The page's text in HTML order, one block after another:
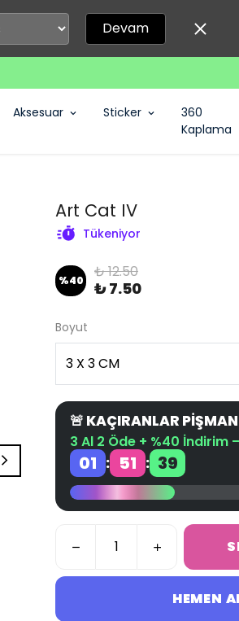
Devam
Aksesuar Sticker
360
Kaplama
Art Cat IV
Tükeniyor
%40 ₺ 12.50
₺ 7.50
Boyut
🚨 KAÇIRANLAR
3 Al 2 Öde + %40 İndirim
01 : 51 : 39
HEMEN